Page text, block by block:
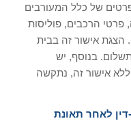
של כלל המעורבים
פרטי הרכבים, פוליסות
הצגת אישור זה בבית
בנוסף, יש
אישור זה, נתקשה
לאחר תאונת